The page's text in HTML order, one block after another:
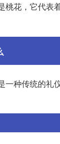
桃花，它代表
一种传统的礼